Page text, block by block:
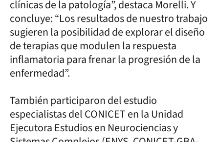
clínicas de la patología”, destaca Morelli. Y
concluye: “Los resultados de nuestro trabajo
sugieren la posibilidad de explorar el diseño
de terapias que modulen la respuesta
inflamatoria para frenar la progresión de la
enfermedad”.
También participaron del estudio
especialistas del CONICET en la Unidad
Ejecutora Estudios en Neurociencias y